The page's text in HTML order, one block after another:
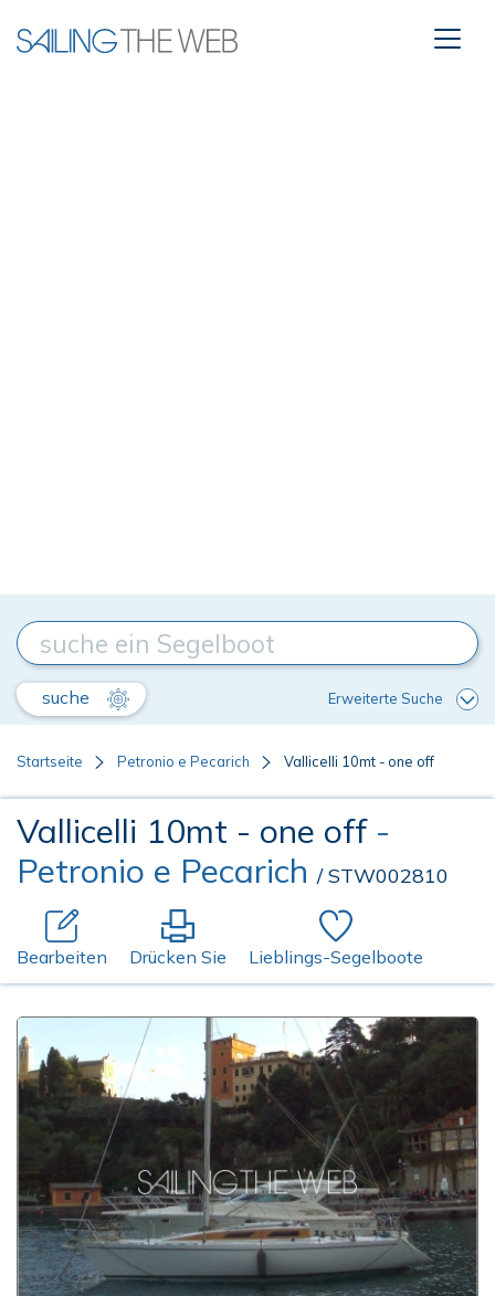
suche Erweiterte Suche
Startseite Petronio e Pecarich Vallicelli 10mt - one off
Vallicelli 10mt - one off -
Petronio e Pecarich / STW002810
Bearbeiten Drücken Sie Lieblings-Segelboote